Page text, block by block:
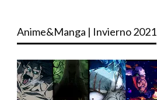
Anime&Manga | Invierno 2021